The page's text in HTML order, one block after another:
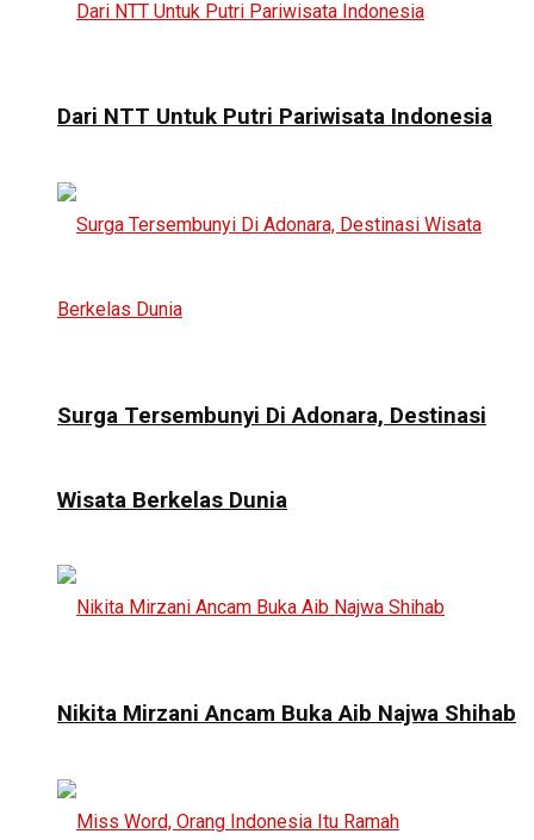
Dari NTT Untuk Putri Pariwisata Indonesia
Surga Tersembunyi Di Adonara, Destinasi
Wisata Berkelas Dunia
Nikita Mirzani Ancam Buka Aib Najwa Shihab